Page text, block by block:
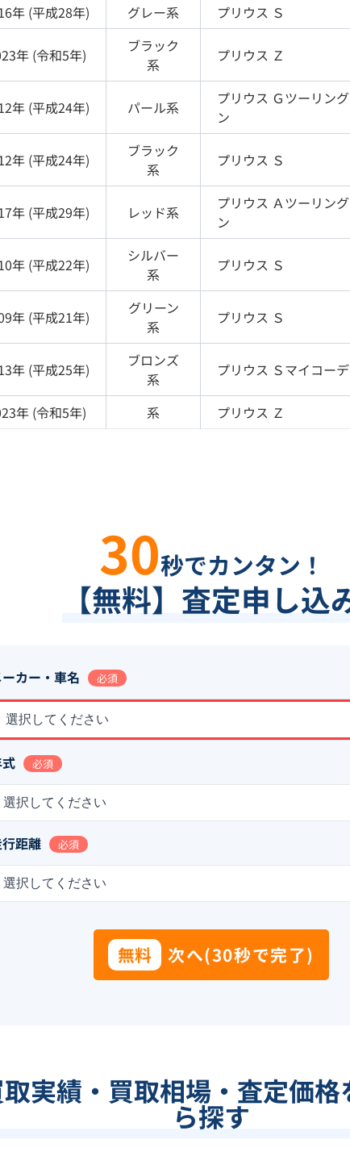
年 (平成28年) グレー系 プリウス Ｓ
年 (令和5年)
ブラック
系
プリウス Ｚ
年 (平成24年) パール系 プリウス Ｇツーリン
ン
年 (平成24年)
ブラック
系
プリウス Ｓ
年 (平成29年) レッド系 プリウス Ａツーリン
ン
年 (平成22年)
シルバー
系
プリウス Ｓ
年 (平成21年)
グリーン
系
プリウス Ｓ
年 (平成25年)
ブロンズ
系
プリウス Ｓマイコーデ
年 (令和5年) 系 プリウス Ｚ
30秒でカンタン！
【無料】査定申し込
カー・車名 必須
選択してください
必須
選択してください
距離 必須
選択してください
無料 次へ(30秒で完了)
実績・買取相場・査定価
ら探す